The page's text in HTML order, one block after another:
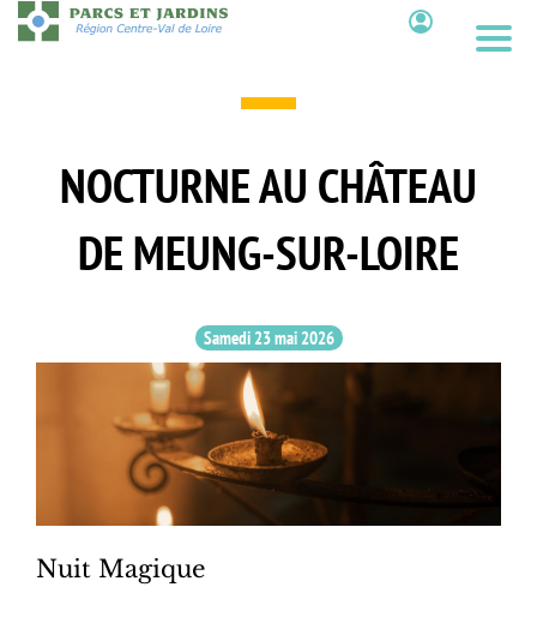
Aller
au
NOCTURNE AU CHÂTEAU
DE MEUNG-SUR-LOIRE
Samedi 23 mai 2026
Nuit Magique